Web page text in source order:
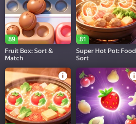
89
Fruit Box: Sort &
Match
81
Super Hot Pot: Food
Sort